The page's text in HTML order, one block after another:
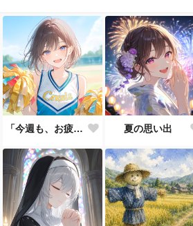
「今週も、お疲れ様♪」 夏の思い出